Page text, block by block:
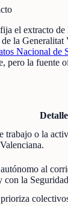
el extracto de
la
Nacional de
pero la fuente
Detalle
trabajo o la
al
con la